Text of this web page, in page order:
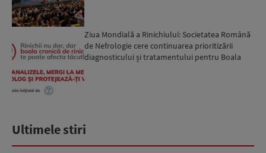
Ziua Mondială a Rinichiului: Societatea Română
de Nefrologie cere continuarea prioritizării
diagnosticului și tratamentului pentru Boala
Ultimele stiri